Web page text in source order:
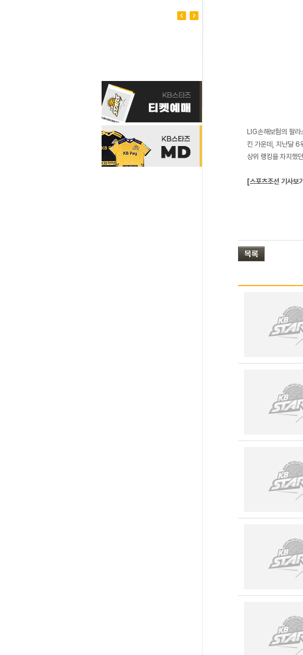
LIG손해보험의 팔
킨 가운데, 지난달
상위 랭킹을 차지했
[스포츠조선 기사보